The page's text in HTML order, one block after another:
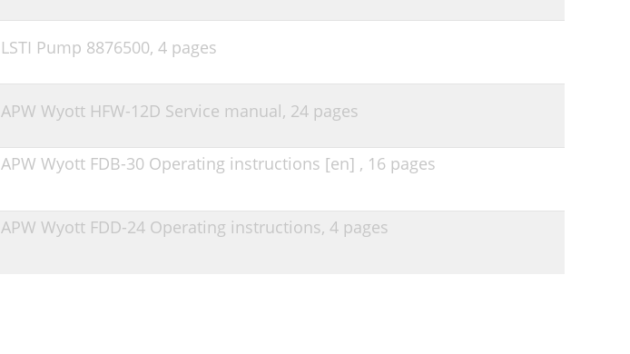
LSTI Pump 8876500, 4 pages
APW Wyott HFW-12D Service manual, 24 pages
APW Wyott FDB-30 Operating instructions [en] , 16 pages
APW Wyott FDD-24 Operating instructions, 4 pages